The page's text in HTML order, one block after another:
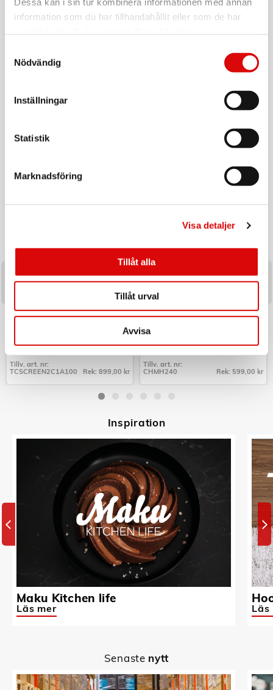
information som du har tillhandahållit eller som de har
Nödvändig
Inställningar
Statistik
Marknadsföring
Visa detaljer
Tillåt alla
Tillåt urval
Avvisa
Ladda upp inför hösten med ett handplockat sortiment av
produkter utvalda för säsongens efterfrågan och
CELLY
Laddare 100W PD/QC med
Art nr:
TCSCREEN2C1A100
Tillv. art. nr:
TCSCREEN2C1A100
Rek: 899,00 kr
CHAMPION
Mobilhållare Bil QI
Art nr:
CHMH240
Tillv. art. nr:
CHMH240
Rek: 599,00 kr
Inspiration
Maku Kitchen life
Läs mer Läs
Senaste nytt